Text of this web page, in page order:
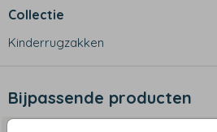
- Niet geschikt voor in de wasmachine
Collectie
Kinderrugzakken
Bijpassende producten